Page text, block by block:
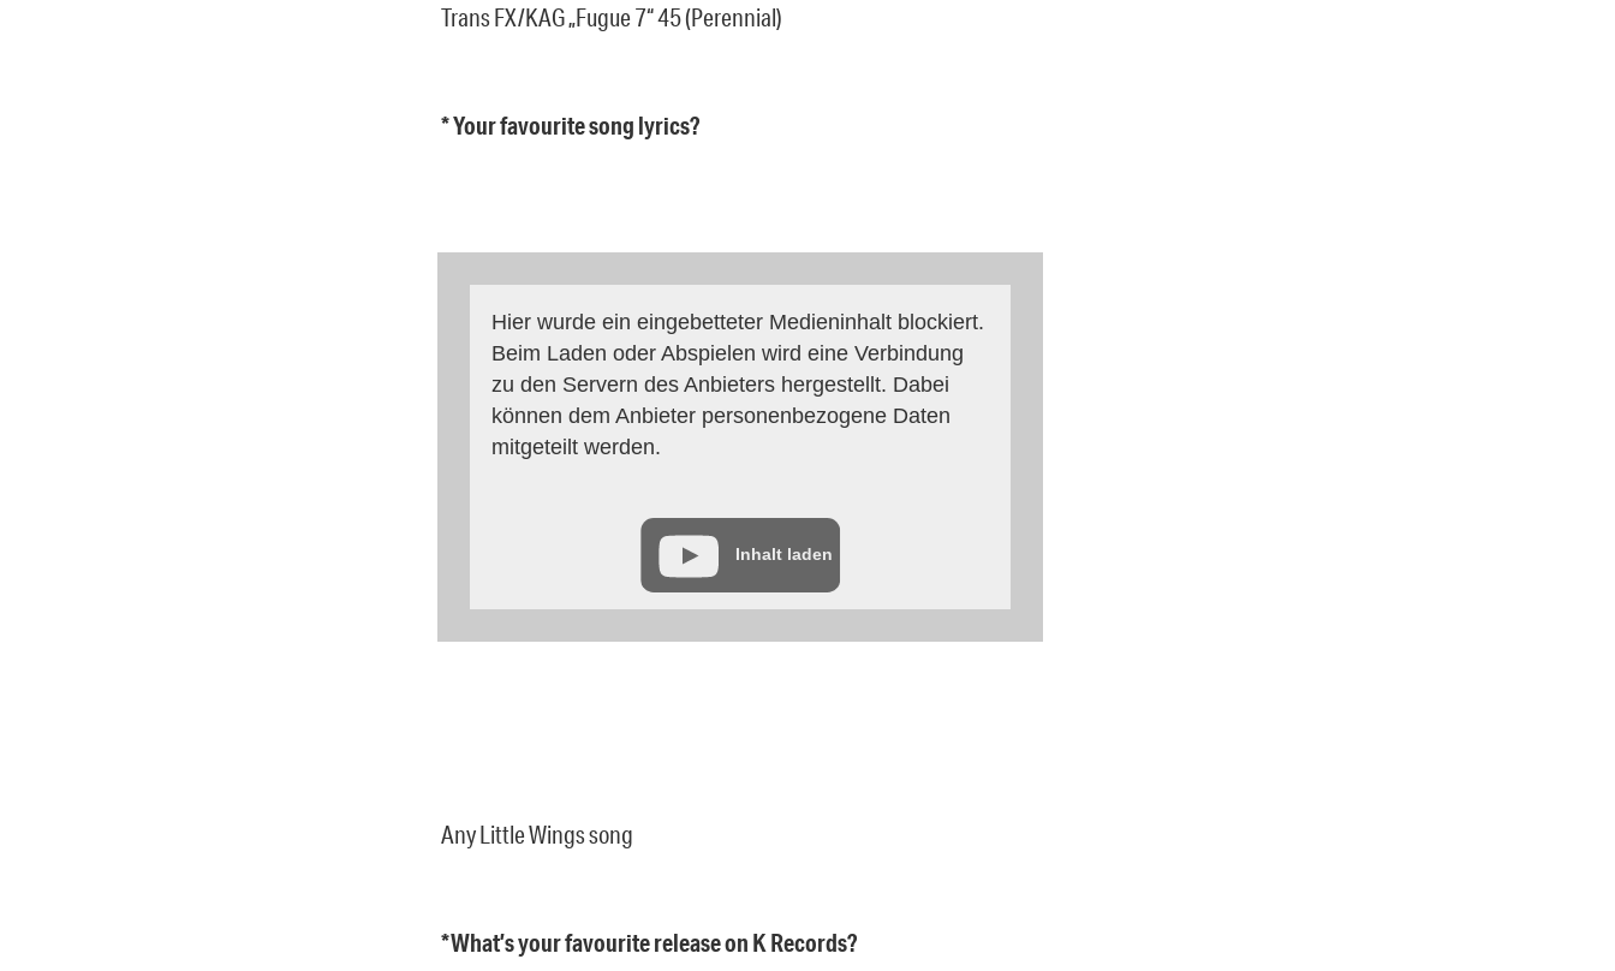
Trans FX/KAG „Fugue 7“ 45 (Perennial)
* Your favourite song lyrics?
Hier wurde ein eingebetteter Medieninhalt blockiert.
Beim Laden oder Abspielen wird eine Verbindung
zu den Servern des Anbieters hergestellt. Dabei
können dem Anbieter personenbezogene Daten
mitgeteilt werden.
Inhalt laden
Any Little Wings song
*What’s your favourite release on K Records?